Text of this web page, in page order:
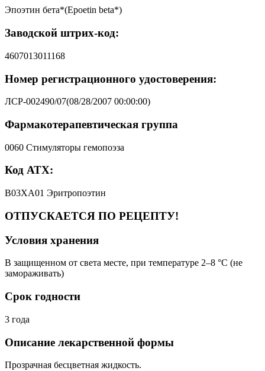
Эпоэтин бета*(Epoetin beta*)
Заводской штрих-код:
4607013011168
Номер регистрационного удостоверения:
ЛСР-002490/07(08/28/2007 00:00:00)
Фармакотерапевтическая группа
0060 Стимуляторы гемопоэза
Код АТХ:
B03XA01 Эритропоэтин
ОТПУСКАЕТСЯ ПО РЕЦЕПТУ!
Условия хранения
В защищенном от света месте, при температуре 2–8 °C (не
замораживать)
Срок годности
3 года
Описание лекарственной формы
Прозрачная бесцветная жидкость.